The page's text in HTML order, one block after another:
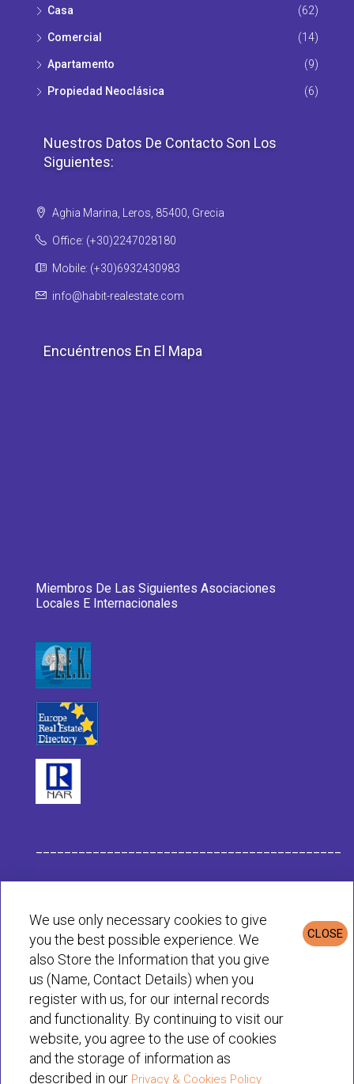
Casa (62)
Comercial (14)
Apartamento (9)
Propiedad Νeoclásica (6)
Nuestros Datos De Contacto Son Los
Siguientes:
Aghia Marina, Leros, 85400, Grecia
Office: (+30)2247028180
Mobile: (+30)6932430983
info@habit-realestate.com
Encuéntrenos En El Mapa
Miembros De Las Siguientes Asociaciones
Locales E Internacionales
Política de Privacidad & Cookies
© Habit 2001-2025 All rights reserved
CLOSE
We use only necessary cookies to give
you the best possible experience. We
also Store the Information that you give
us (Name, Contact Details) when you
register with us, for our internal records
and functionality. By continuing to visit our
website, you agree to the use of cookies
and the storage of information as
described in our Privacy & Cookies Policy